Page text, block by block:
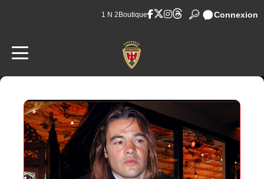
1 N 2 Boutique Connexion